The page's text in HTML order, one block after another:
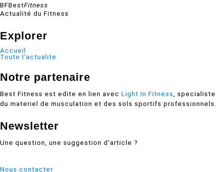
BFBestFitness
Actualité du Fitness
Explorer
Accueil
Toute l'actualite
Notre partenaire
Best Fitness est edite en lien avec Light In Fitness
, specialiste
du materiel de musculation et des sols sportifs professionnels.
Newsletter
Une question, une suggestion d'article ?
Nous contacter